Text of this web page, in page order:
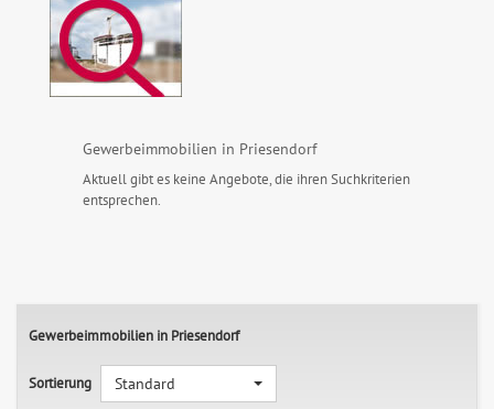
Gewerbeimmobilien in Priesendorf
Aktuell gibt es keine Angebote, die ihren Suchkriterien
entsprechen.
Gewerbeimmobilien in Priesendorf
Sortierung
Standard